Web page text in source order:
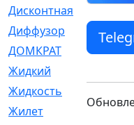
Дисконтная
Диффузор
ДОМКРАТ
Жидкий
Жидкость
Жилет